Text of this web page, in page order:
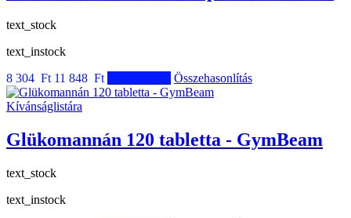
text_stock
text_instock
8 304 Ft 11 848 Ft Összehasonlítás
Kívánságlistára
Glükomannán 120 tabletta - GymBeam
text_stock
text_instock